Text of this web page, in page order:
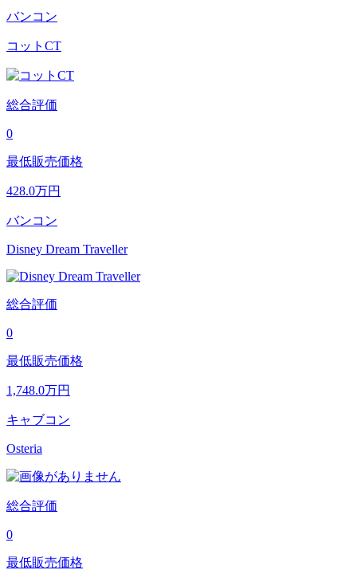
バンコン
コットCT
総合評価
0
最低販売価格
428.0万円
バンコン
Disney Dream Traveller
総合評価
0
最低販売価格
1,748.0万円
キャブコン
Osteria
総合評価
0
最低販売価格